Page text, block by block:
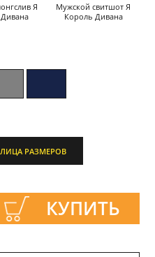
Я
Мужской свитшот Я
Король Дивана
РАЗМЕРОВ
КУПИТЬ